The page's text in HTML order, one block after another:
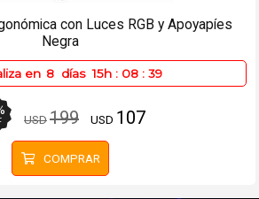
Arktek GT730 4 GB DDR3
en 8 días 15h : 08 : 39
%
USD95 USD 74
COMPRAR